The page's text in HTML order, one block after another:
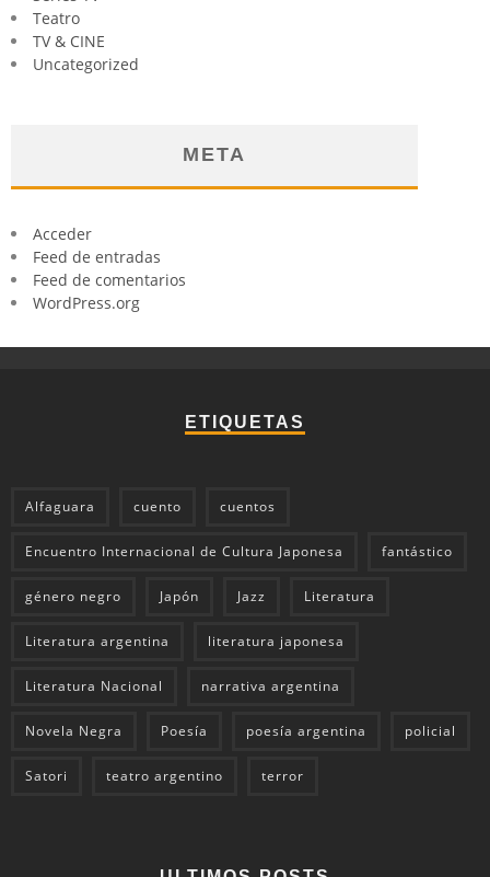
Teatro
TV & CINE
Uncategorized
META
Acceder
Feed de entradas
Feed de comentarios
WordPress.org
ETIQUETAS
Alfaguara cuento cuentos
Encuentro Internacional de Cultura Japonesa fantástico
género negro Japón Jazz Literatura
Literatura argentina literatura japonesa
Literatura Nacional narrativa argentina
Novela Negra Poesía poesía argentina policial
Satori teatro argentino terror